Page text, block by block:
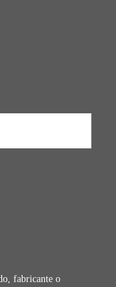
fabricante o